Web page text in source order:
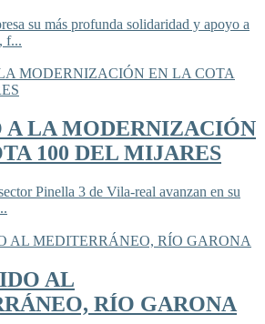
su más profunda solidaridad y apoyo a
f...
A LA MODERNIZACIÓN
100 DEL MIJARES
Pinella 3 de Vila-real avanzan en su
AL
RÍO GARONA